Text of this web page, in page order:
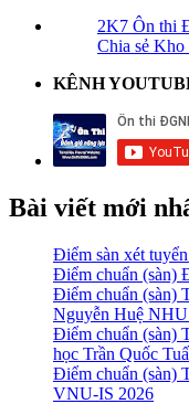
2K7 Ôn thi
Chia sẻ
KÊNH
Bài viết mới
Điểm sàn xét
Điểm chuẩn (sàn)
Điểm chuẩn (sàn)
Nguyễn Huệ
Điểm chuẩn (sàn)
học Trần Quốc
Điểm chuẩn (sàn)
VNU-IS 2026